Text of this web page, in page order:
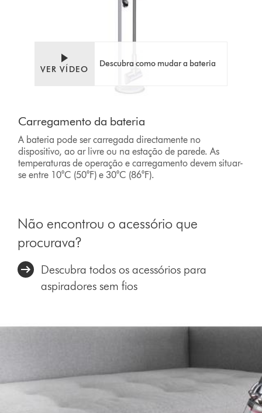
VER VÍDEO
Descubra como mudar a bateria
Carregamento da bateria
A bateria pode ser carregada directamente no
dispositivo, ao ar livre ou na estação de parede. As
temperaturas de operação e carregamento devem situar-
se entre 10°C (50°F) e 30°C (86°F).
Não encontrou o acessório que
procurava?
Descubra todos os acessórios para
aspiradores sem fios